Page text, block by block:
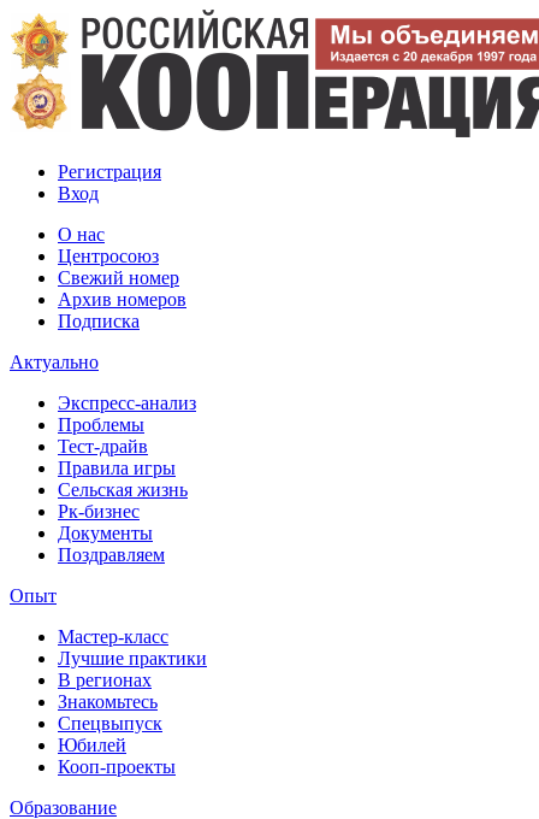
Регистрация
Вход
О нас
Центросоюз
Свежий номер
Архив номеров
Подписка
Актуально
Экспресс-анализ
Проблемы
Тест-драйв
Правила игры
Сельская жизнь
Рк-бизнес
Документы
Поздравляем
Опыт
Мастер-класс
Лучшие практики
В регионах
Знакомьтесь
Спецвыпуск
Юбилей
Кооп-проекты
Образование